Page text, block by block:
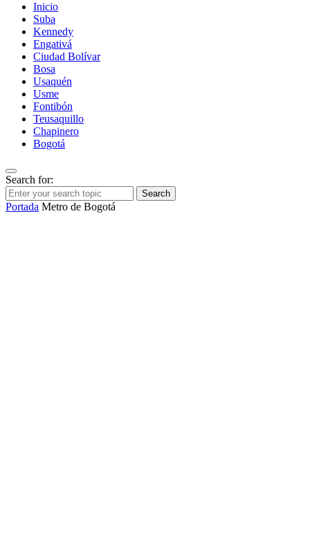
Inicio
Suba
Kennedy
Engativá
Ciudad Bolívar
Bosa
Usaquén
Usme
Fontibón
Teusaquillo
Chapinero
Bogotá
Search for:
Search
Portada Metro de Bogotá